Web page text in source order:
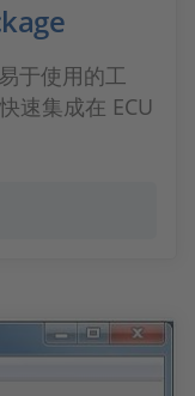
于使用的工
速集成在 ECU